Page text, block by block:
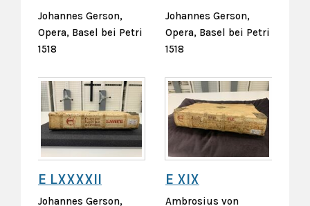
Johannes Gerson,
Opera, Basel bei Petri
1518
Johannes Gerson,
Opera, Basel bei Petri
1518
E LXXXXII
Johannes Gerson,
E XIX
Ambrosius von